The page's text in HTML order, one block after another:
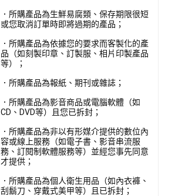
．所購產品為生鮮易腐類、保存期限很短
或您取消訂單時即將過期的產品；
．所購產品為依據您的要求而客製化的產
品（如刻製印章、訂製服、相片印製產品
等）；
．所購產品為報紙、期刊或雜誌；
．所購產品為影音商品或電腦軟體（如
CD、DVD等）且您已拆封；
．所購產品為非以有形媒介提供的數位內
容或線上服務（如電子書、影音串流服
務、訂閱制軟體服務等）並經您事先同意
才提供；
．所購產品為個人衛生用品（如內衣褲、
刮鬍刀、穿戴式美甲等）且已拆封；